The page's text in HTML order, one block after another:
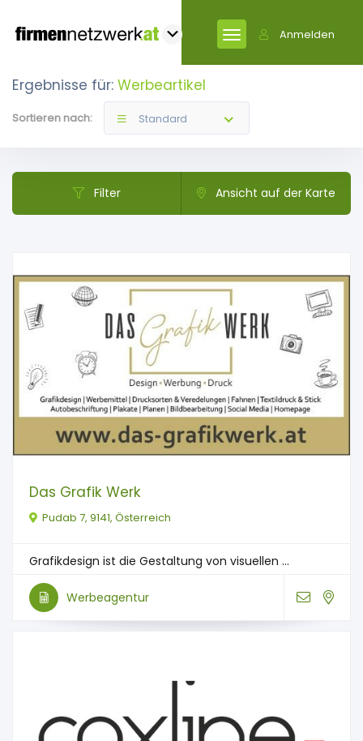
Anmelden
Ergebnisse für: Werbeartikel
Sortieren nach: Standard
Filter Ansicht auf der Karte
Das Grafik Werk
Pudab 7, 9141, Österreich
Grafikdesign ist die Gestaltung von visuellen ...
Werbeagentur